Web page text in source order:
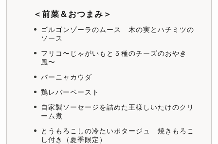
＜前菜＆おつまみ＞
ゴルゴンゾーラのムース 木の実とハチミツの
ソース
フリコ〜じゃがいもと５種のチーズのおやき
風〜
バーニャカウダ
鶏レバーペースト
自家製ソーセージを詰めた王様しいたけのクリ
ーム煮
とうもろこしの冷たいポタージュ 焼きもろこ
し付き（夏季限定）